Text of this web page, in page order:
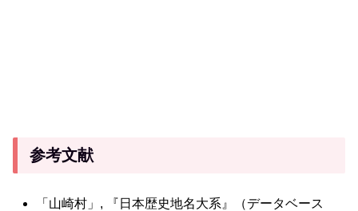
参考文献
「山崎村」, 『日本歴史地名大系』（データベース